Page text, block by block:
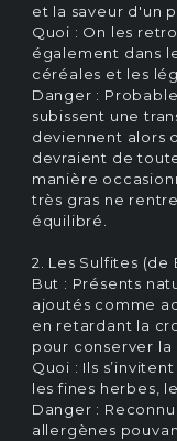
et la saveur d'un
Quoi : On les
également dans
céréales et les
Danger :
subissent une
deviennent alors
devraient de
manière
très gras ne
équilibré.
2. Les Sulfites (de
But : Présents
ajoutés comme
en retardant la
pour conserver la
Quoi : Ils
les fines herbes,
Danger :
allergènes